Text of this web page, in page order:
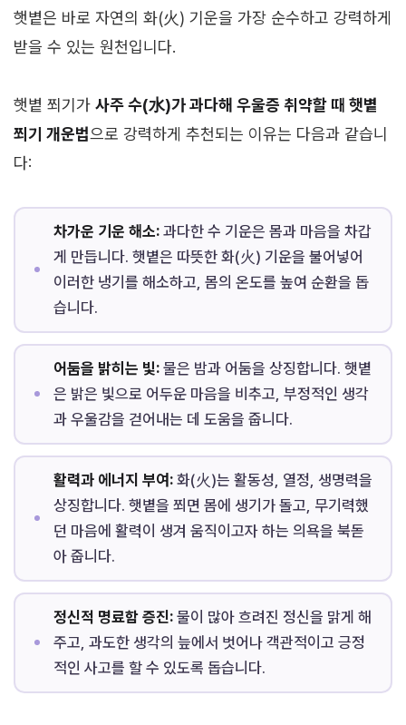
햇볕은 바로 자연의 화(火) 기운을 가장 순수하고 강력하게
받을 수 있는 원천입니다.
햇볕 쬐기가 사주 수(水)가 과다해 우울증 취약할 때 햇볕
쬐기 개운법으로 강력하게 추천되는 이유는 다음과 같습니
다:
차가운 기운 해소:과다한 수 기운은 몸과 마음을 차갑
게 만듭니다. 햇볕은 따뜻한 화(火) 기운을 불어넣어
이러한 냉기를 해소하고, 몸의 온도를 높여 순환을 돕
습니다.
어둠을 밝히는 빛:물은 밤과 어둠을 상징합니다. 햇볕
은 밝은 빛으로 어두운 마음을 비추고, 부정적인 생각
과 우울감을 걷어내는 데 도움을 줍니다.
활력과 에너지 부여:화(火)는 활동성, 열정, 생명력을
상징합니다. 햇볕을 쬐면 몸에 생기가 돌고, 무기력했
던 마음에 활력이 생겨 움직이고자 하는 의욕을 북돋
아 줍니다.
정신적 명료함 증진:물이 많아 흐려진 정신을 맑게 해
주고, 과도한 생각의 늪에서 벗어나 객관적이고 긍정
적인 사고를 할 수 있도록 돕습니다.